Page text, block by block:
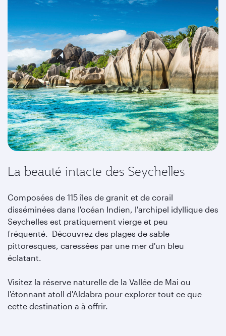
La beauté intacte des Seychelles
Composées de 115 îles de granit et de corail
disséminées dans l'océan Indien, l'archipel idyllique des
Seychelles est pratiquement vierge et peu
fréquenté. Découvrez des plages de sable
pittoresques, caressées par une mer d'un bleu
éclatant.
Visitez la réserve naturelle de la Vallée de Mai ou
l'étonnant atoll d'Aldabra pour explorer tout ce que
cette destination a à offrir.